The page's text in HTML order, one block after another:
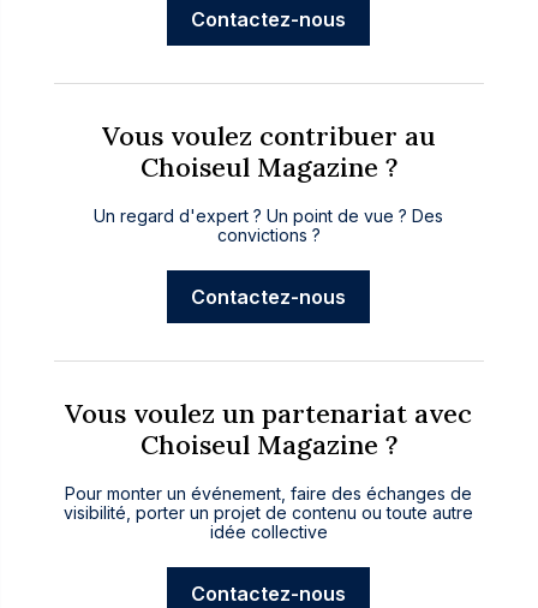
Contactez-nous
Vous voulez contribuer au
Choiseul Magazine ?
Un regard d'expert ? Un point de vue ? Des
convictions ?
Contactez-nous
Vous voulez un partenariat avec
Choiseul Magazine ?
Pour monter un événement, faire des échanges de
visibilité, porter un projet de contenu ou toute autre
idée collective
Contactez-nous